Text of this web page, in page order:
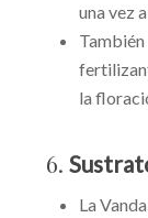
una vez
la
6.
La